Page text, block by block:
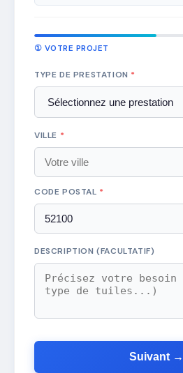
① VOTRE PROJET
TYPE DE PRESTATION *
VILLE *
CODE POSTAL *
DESCRIPTION (FACULTATIF)
Suivant →